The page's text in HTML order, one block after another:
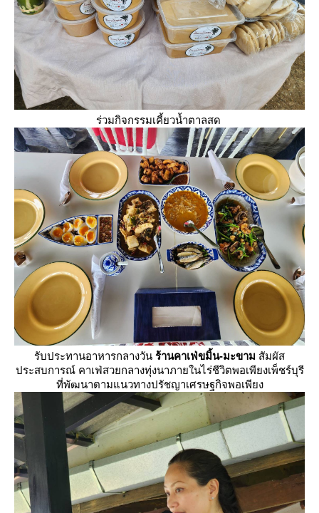
ร่วมกิจกรรมเคี้ยวน้ำตาลสด
รับประทานอาหารกลางวัน ร้านคาเฟ่ขมิ้น-มะขาม สัมผัส
ประสบการณ์ คาเฟ่สวยกลางทุ่งนาภายในไร่ชีวิตพอเพียงเพ็ชร์บุรี
ที่พัฒนาตามแนวทางปรัชญาเศรษฐกิจพอเพียง